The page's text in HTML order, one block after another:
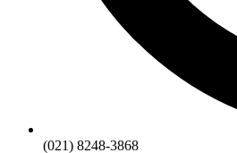
(021) 8248-3868